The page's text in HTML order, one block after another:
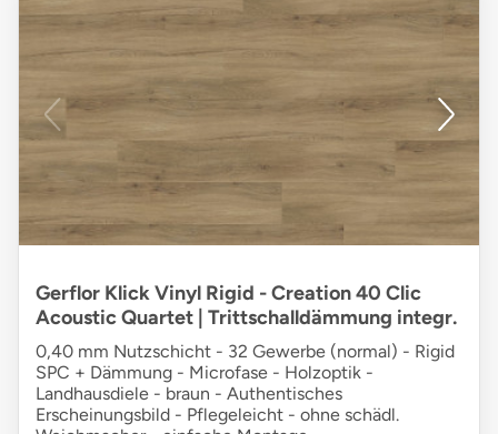
Gerflor Klick Vinyl Rigid - Creation 40 Clic
Acoustic Quartet | Trittschalldämmung integr.
0,40 mm Nutzschicht - 32 Gewerbe (normal) - Rigid
SPC + Dämmung - Microfase - Holzoptik -
Landhausdiele - braun - Authentisches
Erscheinungsbild - Pflegeleicht - ohne schädl.